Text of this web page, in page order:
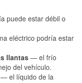
puede estar débil o
eléctrico podría estar
llantas — el frío
del vehículo.
— el líquido de la